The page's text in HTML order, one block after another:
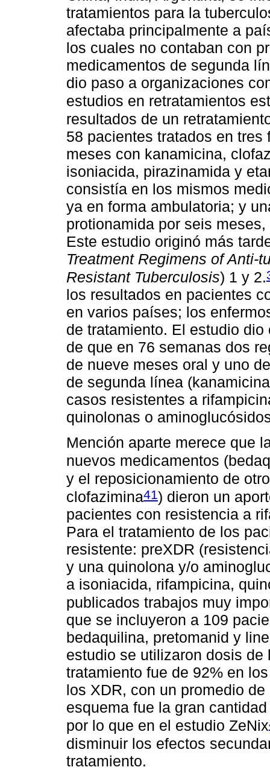
tratamientos para la
afectaba principalmente a
los cuales no contaban con
medicamentos de segunda
dio paso a organizaciones
estudios en retratamientos
resultados de un
58 pacientes tratados en
meses con kanamicina,
isoniacida, pirazinamida y
consistía en los mismos
ya en forma ambulatoria; y
protionamida por seis
Este estudio originó más
Treatment Regimens of Anti-
Resistant Tuberculosis) 1 y 2.
los resultados en pacientes
en varios países; los
de tratamiento. El estudio
de que en 76 semanas dos
de nueve meses oral y uno
de segunda línea
casos resistentes a
quinolonas o
Mención aparte merece que
nuevos medicamentos
y el reposicionamiento de
clofazimina41) dieron un
pacientes con resistencia a
Para el tratamiento de los
resistente: preXDR
y una quinolona y/o
a isoniacida, rifampicina,
publicados trabajos muy
que se incluyeron a 109
bedaquilina, pretomanid y
estudio se utilizaron dosis
tratamiento fue de 92% en
los XDR, con un promedio
esquema fue la gran
por lo que en el estudio ZeNix
disminuir los efectos
tratamiento.